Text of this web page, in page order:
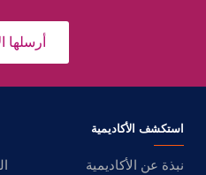
أرسلها
استكشف الأكاديمية
نبذة عن الأكاديمية